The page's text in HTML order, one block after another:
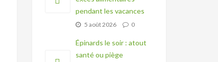
pendant les vacances
5 août 2026 0
Épinards le soir : atout
santé ou piège